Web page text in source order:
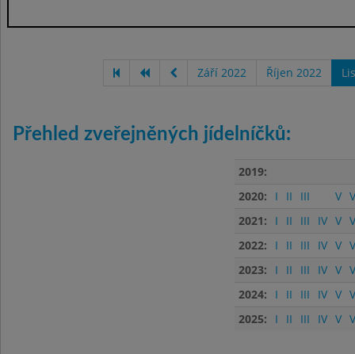
Září 2022 Říjen 2022
Přehled zveřejněných jídelníčků:
2019:
2020:
I II III V
2021:
I II III IV V
2022:
I II III IV V
2023:
I II III IV V
2024:
I II III IV V
2025:
I II III IV V